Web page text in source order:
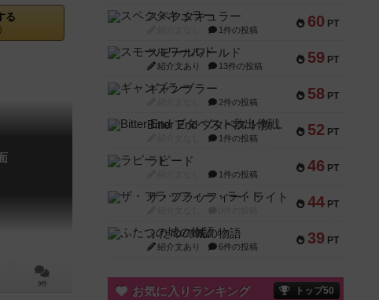
る
9件
60 PT
スペクタキュラー
1件の投稿
59 PT
スモールワールド
紹介文あり 13件の投稿
58 PT
ギャンブラー
2件の投稿
52 PT
Bitter End ブタペスト救出作戦
1件の投稿
46 PT
ラピード
1件の投稿
44 PT
ザ・フラッフィー・ライト
39 PT
ふたつの城の物語
紹介文あり 6件の投稿
お気に入りランキング トップ50